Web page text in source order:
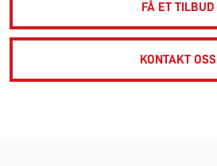
FÅ ET TILBUD
KONTAKT OSS